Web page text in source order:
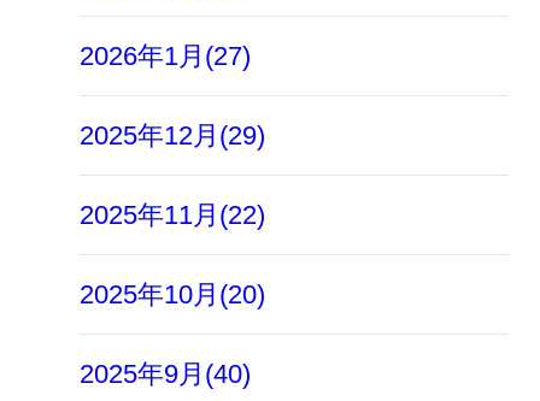
2026年1月(27)
2025年12月(29)
2025年11月(22)
2025年10月(20)
2025年9月(40)